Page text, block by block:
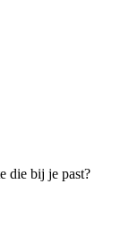
die bij je past?